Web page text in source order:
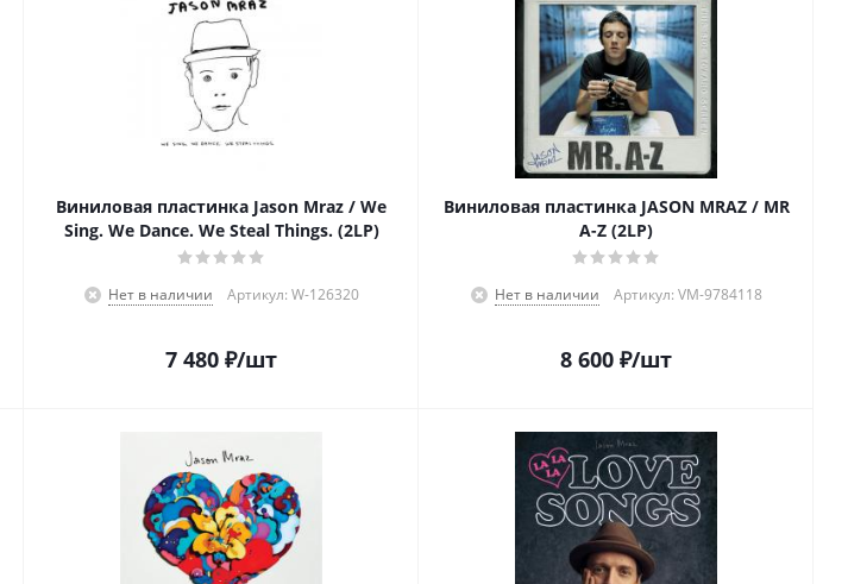
Виниловая пластинка Jason Mraz / We
Sing. We Dance. We Steal Things. (2LP)
Нет в наличии Артикул: W-126320
7 480 ₽/шт
Виниловая пластинка JASON MRAZ / MR
A-Z (2LP)
Нет в наличии Артикул: VM-9784118
8 600 ₽/шт